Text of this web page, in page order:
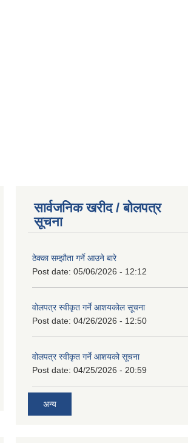
सार्वजनिक खरीद / बोलपत्र
सूचना
ठेक्का सम्झौता गर्ने आउने बारे
Post date: 05/06/2026 - 12:12
वोलपत्र स्वीकृत गर्ने आशयकोल सूचना
Post date: 04/26/2026 - 12:50
वोलपत्र स्वीकृत गर्ने आशयको सूचना
Post date: 04/25/2026 - 20:59
अन्य